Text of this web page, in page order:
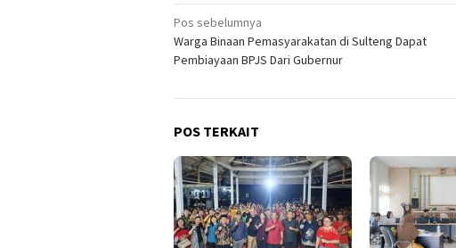
Navigasi
pos
Pos sebelumnya
Warga Binaan Pemasyarakatan di Sulteng Dapat
Pembiayaan BPJS Dari Gubernur
POS TERKAIT